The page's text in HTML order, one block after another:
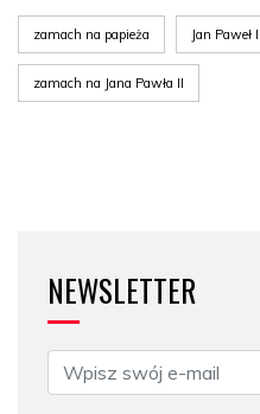
zamach na papieża Jan Paweł II
zamach na Jana Pawła II
NEWSLETTER